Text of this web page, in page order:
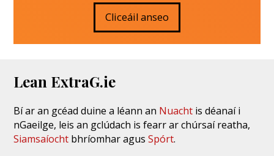
Cliceáil anseo
Lean ExtraG.ie
Bí ar an gcéad duine a léann an Nuacht is déanaí i
nGaeilge, leis an gclúdach is fearr ar chúrsaí reatha,
Siamsaíocht bhríomhar agusSpórt.